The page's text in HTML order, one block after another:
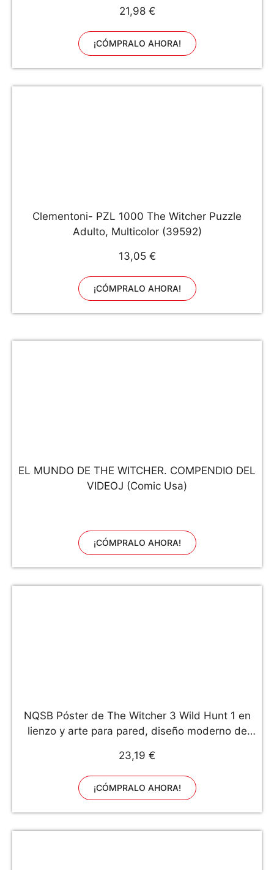
21,98 €
¡CÓMPRALO AHORA!
Clementoni- PZL 1000 The Witcher Puzzle
Adulto, Multicolor (39592)
13,05 €
¡CÓMPRALO AHORA!
EL MUNDO DE THE WITCHER. COMPENDIO DEL
VIDEOJ (Comic Usa)
¡CÓMPRALO AHORA!
NQSB Póster de The Witcher 3 Wild Hunt 1 en
lienzo y arte para pared, diseño moderno de
23,19 €
¡CÓMPRALO AHORA!